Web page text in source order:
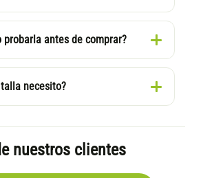
probarla antes de comprar?
necesito?
nuestros clientes